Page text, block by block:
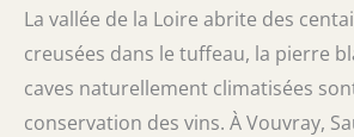
La vallée de la Loire abrite des
creusées dans le tuffeau, la pierre
caves naturellement climatisées
conservation des vins. À Vouvray,